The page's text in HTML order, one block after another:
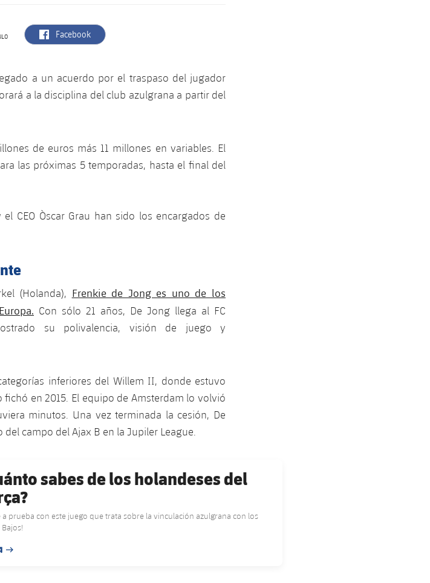
label.aria.facebook
Facebook
a un acuerdo por el traspaso del jugador
a la disciplina del club azulgrana a partir del
de euros más 11 millones en variables. El
las próximas 5 temporadas, hasta el final del
CEO Òscar Grau han sido los encargados de
(Holanda), Frenkie de Jong es uno de los
Con sólo 21 años, De Jong llega al FC
su polivalencia, visión de juego y
inferiores del Willem II, donde estuvo
en 2015. El equipo de Amsterdam lo volvió
minutos. Una vez terminada la cesión, De
campo del Ajax B en la Jupiler League.
sabes de los holandeses del
a prueba con este juego que trata sobre la vinculación azulgrana con los
Bajos!
DE PUBLICACIÓN